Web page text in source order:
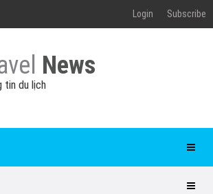
Login Subscribe
News
tin du lịch